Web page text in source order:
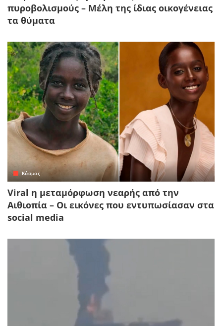
πυροβολισμούς – Μέλη της ίδιας οικογένειας
τα θύματα
Κόσμος
Viral η μεταμόρφωση νεαρής από την
Αιθιοπία – Οι εικόνες που εντυπωσίασαν στα
social media